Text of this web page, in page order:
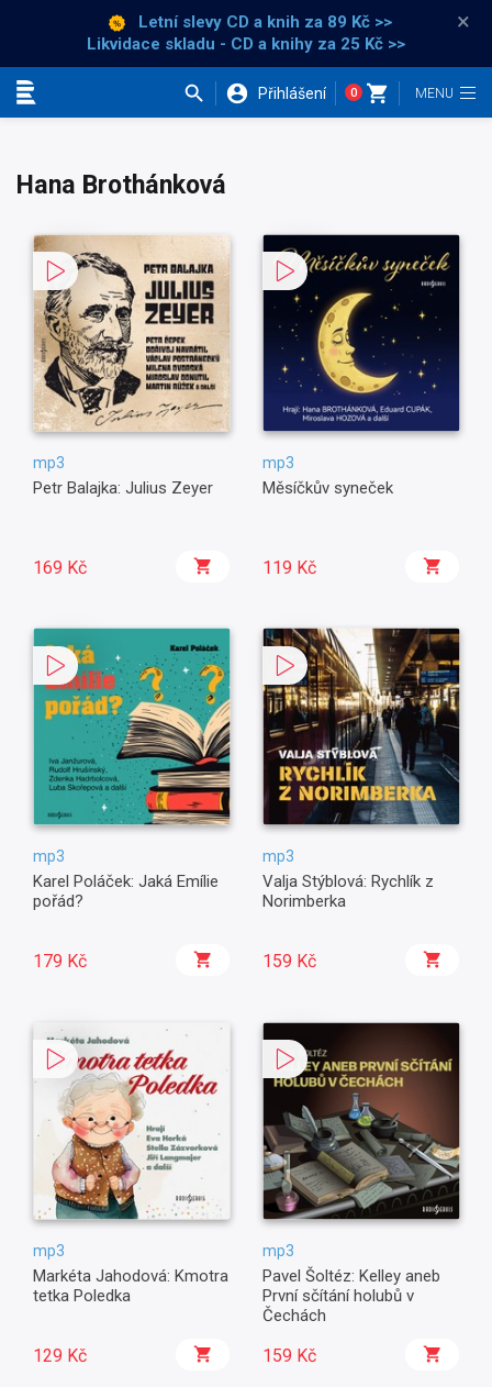
Letní slevy CD a knih za 89 Kč >>
Likvidace skladu - CD a knihy za 25 Kč >>
×
Přihlášení 0
Hana Brothánková
mp3
Petr Balajka: Julius Zeyer
169 Kč
mp3
Měsíčkův syneček
119 Kč
mp3
Karel Poláček: Jaká Emílie
pořád?
179 Kč
mp3
Valja Stýblová: Rychlík z
Norimberka
159 Kč
mp3
Markéta Jahodová: Kmotra
tetka Poledka
129 Kč
mp3
Pavel Šoltéz: Kelley aneb
První sčítání holubů v
Čechách
159 Kč